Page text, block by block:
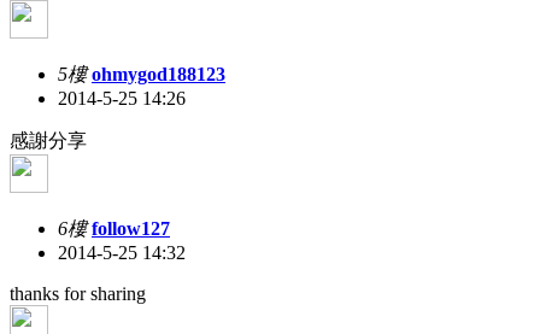
5樓 ohmygod188123
2014-5-25 14:26
感謝分享
6樓 follow127
2014-5-25 14:32
thanks for sharing